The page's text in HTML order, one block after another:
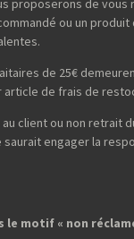
ou un produit
de 25€
article de frais de
client ou non retrait
engager la
le motif « non